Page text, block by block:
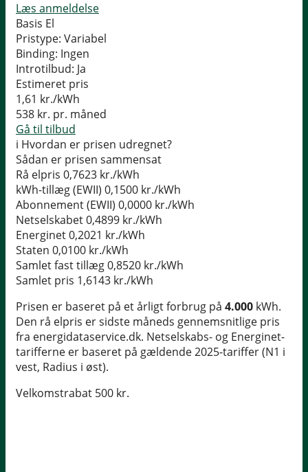
Læs anmeldelse
Basis El
Pristype: Variabel
Binding: Ingen
Introtilbud: Ja
Estimeret pris
1,61 kr./kWh
538 kr. pr. måned
Gå til tilbud
i Hvordan er prisen udregnet?
Sådan er prisen sammensat
Rå elpris 0,7623 kr./kWh
kWh-tillæg (EWII) 0,1500 kr./kWh
Abonnement (EWII) 0,0000 kr./kWh
Netselskabet0,4899 kr./kWh
Energinet0,2021 kr./kWh
Staten 0,0100 kr./kWh
Samlet fast tillæg0,8520 kr./kWh
Samlet pris 1,6143 kr./kWh
Prisen er baseret på et årligt forbrug på 4.000 kWh.
Den rå elpris er sidste måneds gennemsnitlige pris
fra energidataservice.dk. Netselskabs- og Energinet-
tarifferne er baseret på gældende 2025-tariffer (N1 i
vest, Radius i øst).
Velkomstrabat 500 kr.